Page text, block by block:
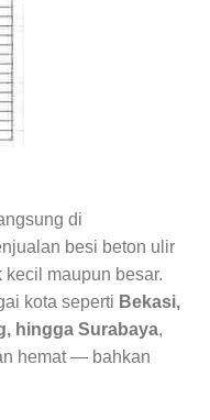
di
besi beton ulir
maupun besar.
kota seperti Bekasi,
hingga Surabaya,
hemat — bahkan